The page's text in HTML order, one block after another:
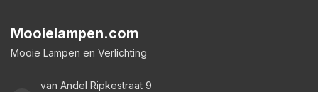
Mooielampen.com
Mooie Lampen en Verlichting
van Andel Ripkestraat 9